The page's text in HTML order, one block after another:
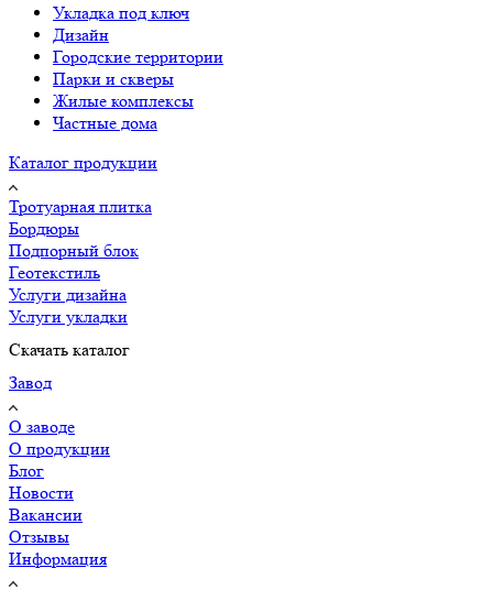
Укладка под ключ
Дизайн
Городские территории
Парки и скверы
Жилые комплексы
Частные дома
Каталог продукции
Тротуарная плитка
Бордюры
Подпорный блок
Геотекстиль
Услуги дизайна
Услуги укладки
Скачать каталог
Завод
О заводе
О продукции
Блог
Новости
Вакансии
Отзывы
Информация